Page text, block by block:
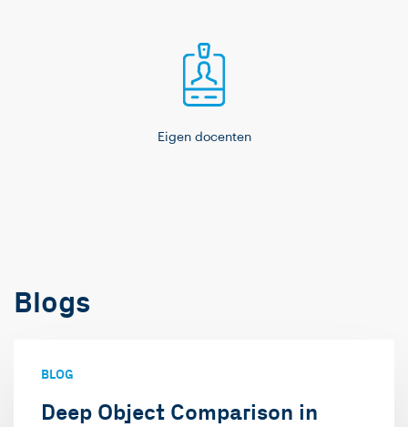
Eigen docenten
Blogs
BLOG
Deep Object Comparison in